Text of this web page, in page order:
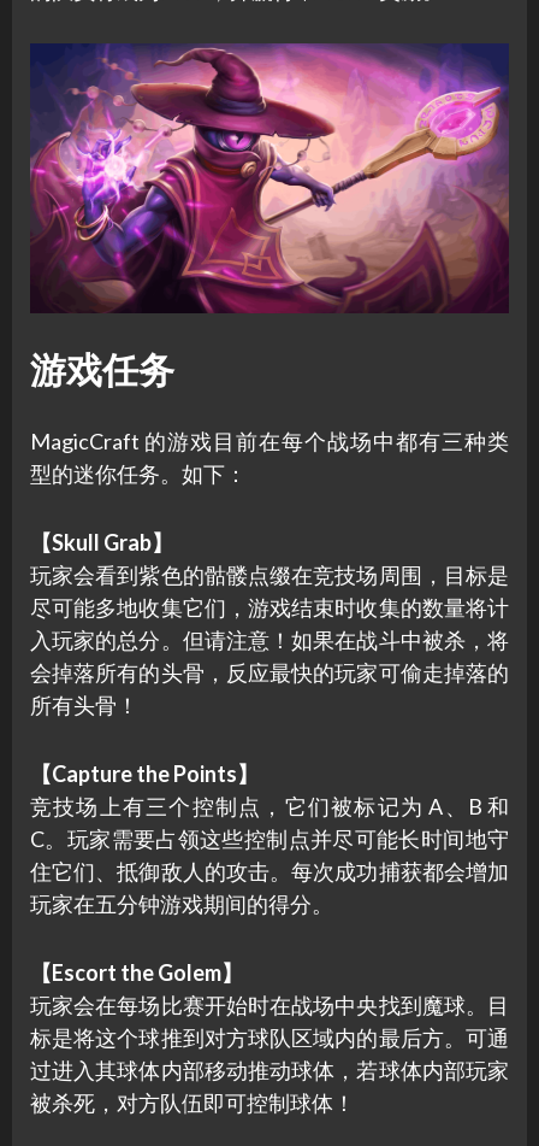
游戏任务
MagicCraft 的游戏目前在每个战场中都有三种类
型的迷你任务。如下：
【Skull Grab】
玩家会看到紫色的骷髅点缀在竞技场周围，目标是
尽可能多地收集它们，游戏结束时收集的数量将计
入玩家的总分。但请注意！如果在战斗中被杀，将
会掉落所有的头骨，反应最快的玩家可偷走掉落的
所有头骨！
【Capture the Points】
竞技场上有三个控制点，它们被标记为 A、B 和
C。玩家需要占领这些控制点并尽可能长时间地守
住它们、抵御敌人的攻击。每次成功捕获都会增加
玩家在五分钟游戏期间的得分。
【Escort the Golem】
玩家会在每场比赛开始时在战场中央找到魔球。目
标是将这个球推到对方球队区域内的最后方。可通
过进入其球体内部移动推动球体，若球体内部玩家
被杀死，对方队伍即可控制球体！